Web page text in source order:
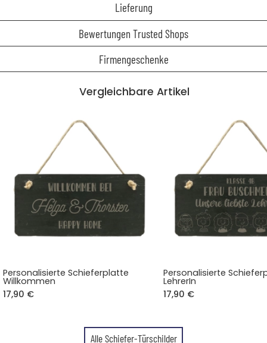
Lieferung
Bewertungen Trusted Shops
Firmengeschenke
Vergleichbare Artikel
Personalisierte Schieferplatte
Willkommen
17,90 €
Personalisierte
LehrerIn
17,90 €
Alle Schiefer-Türschilder